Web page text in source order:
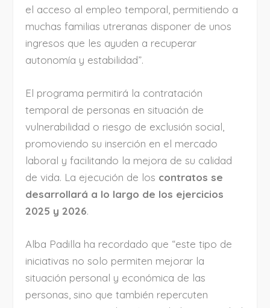
el acceso al empleo temporal, permitiendo a
muchas familias utreranas disponer de unos
ingresos que les ayuden a recuperar
autonomía y estabilidad”.
El programa permitirá la contratación
temporal de personas en situación de
vulnerabilidad o riesgo de exclusión social,
promoviendo su inserción en el mercado
laboral y facilitando la mejora de su calidad
de vida. La ejecución de los contratos se
desarrollará a lo largo de los ejercicios
2025 y 2026.
Alba Padilla ha recordado que “este tipo de
iniciativas no solo permiten mejorar la
situación personal y económica de las
personas, sino que también repercuten